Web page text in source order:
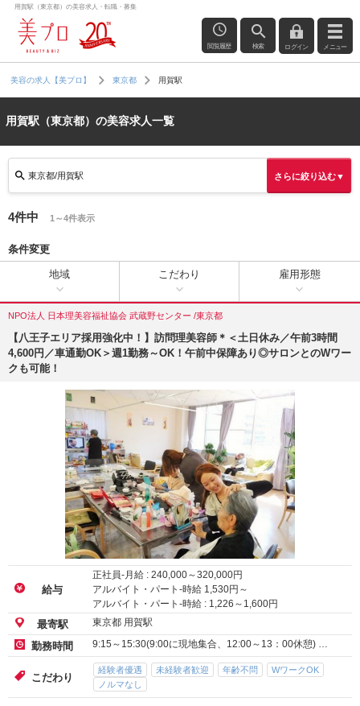
用賀駅（東京都）の美容求人・転職・募集
閲覧履歴 検索 ログイン メニュー
美容の求人【美プロ】 東京都 用賀駅
用賀駅（東京都）の美容求人一覧
東京都/用賀駅 さらに絞り込む▼
4件中 1～4件表示
条件変更
地域 こだわり 雇用形態
NPO法人 日本理美容福祉協会 武蔵野センター /東京都
【八王子エリア採用強化中！】訪問理美容師＊＜土日休み／午前3時間
4,600円／車通勤OK＞週1勤務～OK！午前中保障あり◎サロンとのWワー
クも可能！
給与
正社員-月給 : 240,000～320,000円
アルバイト・パート-時給 1,530円～
アルバイト・パート-時給 : 1,226 ～ 1,600円
最寄駅 東京都 用賀駅
勤務時間 9:15～15:30(9:00に現地集合、12:00～13：00休憩) …
こだわり
経験者優遇 未経験者歓迎 年齢不問
WワークOK
ノルマなし